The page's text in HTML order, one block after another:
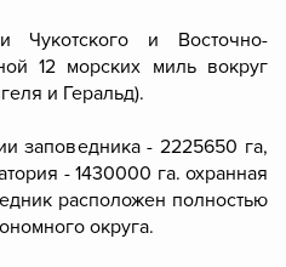
Чукотского и Восточно-
12 морских миль вокруг
и Геральд).
заповедника - 2225650 га,
- 1430000 га. охранная
расположен полностью
округа.